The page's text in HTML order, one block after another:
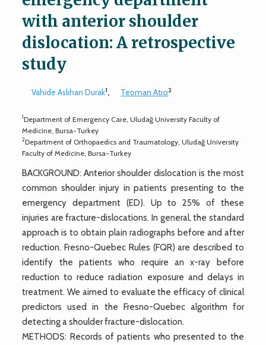
with anterior shoulder
dislocation: A retrospective
study
Vahide Aslıhan Durak1, Teoman Atıcı2
1Department of Emergency Care, Uludağ University Faculty of
Medicine, Bursa-Turkey
2Department of Orthopaedics and Traumatology, Uludağ University
Faculty of Medicine, Bursa-Turkey
BACKGROUND: Anterior shoulder dislocation is the most
common shoulder injury in patients presenting to the
emergency department (ED). Up to 25% of these
injuries are fracture-dislocations. In general, the standard
approach is to obtain plain radiographs before and after
reduction. Fresno-Quebec Rules (FQR) are described to
identify the patients who require an x-ray before
reduction to reduce radiation exposure and delays in
treatment. We aimed to evaluate the efficacy of clinical
predictors used in the Fresno-Quebec algorithm for
detecting a shoulder fracture-dislocation.
METHODS: Records of patients who presented to the